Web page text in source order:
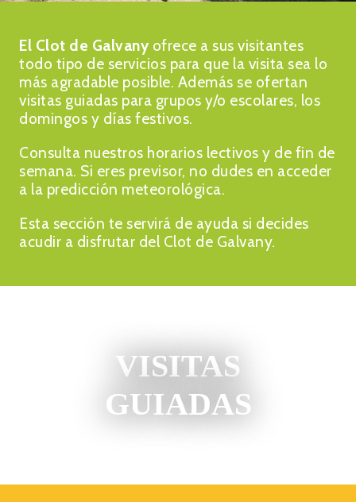
El Clot de Galvany ofrece a sus visitantes
todo tipo de servicios para que la visita sea lo
más agradable posible. Además se ofertan
visitas guiadas para grupos y/o escolares, los
domingos y días festivos.
Consulta nuestros horarios lectivos y de fin de
semana. Si eres previsor, no dudes en acceder
a la predicción meteorológica.
Esta sección te servirá de ayuda si decides
acudir a disfrutar del Clot de Galvany.
VISITAS
GUIADAS